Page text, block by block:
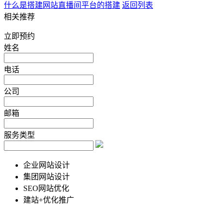
什么是搭建网站直播间平台的搭建 返回列表
相关推荐
立即预约
姓名
电话
公司
邮箱
服务类型
企业网站设计
集团网站设计
SEO网站优化
建站+优化推广